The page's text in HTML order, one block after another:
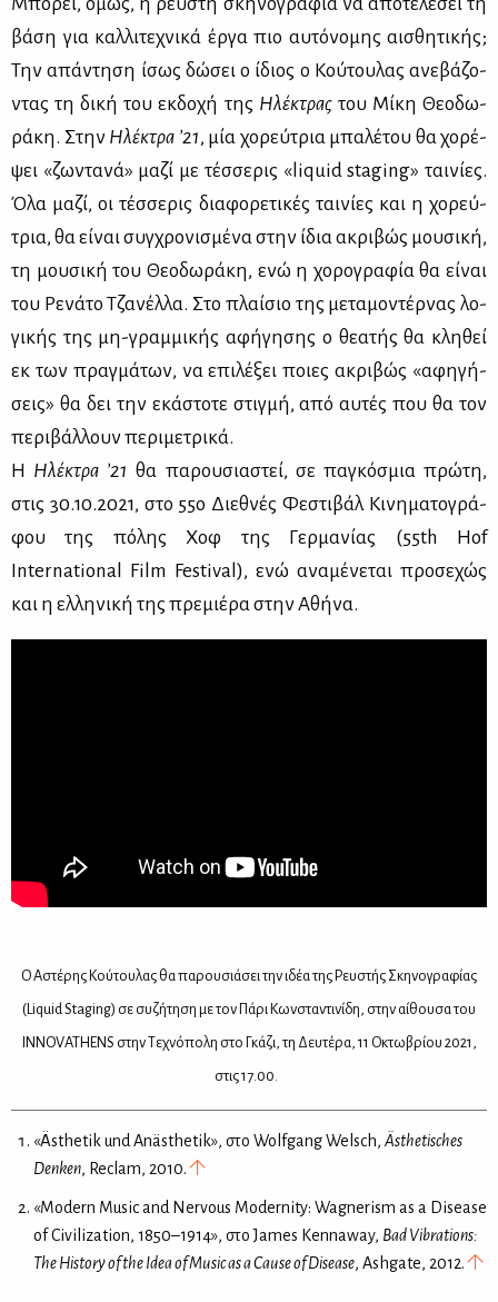
βά­ση για καλ­λι­τε­χνι­κά έρ­γα πιο αυ­τό­νο­μης αι­σθη­τι­κής;
Την απά­ντη­ση ίσως δώ­σει ο ίδιος ο Κού­του­λας ανε­βά­ζο­
ντας τη δι­κή του εκ­δο­χή της Ηλέ­κτραςτου Μί­κη Θε­ο­δω­
ρά­κη. Στην Ηλέ­κτρα ’21, μία χο­ρεύ­τρια μπα­λέ­του θα χο­ρέ­
ψει «ζω­ντα­νά» μα­ζί με τέσ­σε­ρις «liquid staging» ται­νί­ες.
Όλα μα­ζί, οι τέσ­σε­ρις δια­φο­ρε­τι­κές ται­νί­ες και η χο­ρεύ­
τρια, θα εί­ναι συγ­χρο­νι­σμέ­να στην ίδια ακρι­βώς μου­σι­κή,
τη μου­σι­κή του Θε­ο­δω­ρά­κη, ενώ η χο­ρο­γρα­φία θα εί­ναι
του Ρε­νά­το Τζα­νέλ­λα. Στο πλαί­σιο της με­τα­μο­ντέρ­νας λο­
γι­κής της μη-γραμ­μι­κής αφή­γη­σης ο θε­α­τής θα κλη­θεί
εκ των πραγ­μά­των, να επι­λέ­ξει ποιες ακρι­βώς «αφη­γή­
σεις» θα δει την εκά­στο­τε στιγ­μή, από αυ­τές που θα τον
πε­ρι­βάλ­λουν πε­ρι­με­τρι­κά.
Η Ηλέ­κτρα ’21 θα πα­ρου­σια­στεί, σε πα­γκό­σμια πρώ­τη,
στις 30.10.2021, στο 55ο Διε­θνές Φε­στι­βάλ Κι­νη­μα­το­γρά­
φου της πό­λης Χοφ της Γερ­μα­νί­ας (55th Hof
International Film Festival), ενώ ανα­μέ­νε­ται προ­σε­χώς
και η ελ­λη­νι­κή της πρε­μιέ­ρα στην Αθή­να.
Ο Αστέ­ρης Κού­του­λας θα πα­ρου­σιά­σει την ιδέα της Ρευ­στής Σκη­νο­γρα­φί­ας
(Liquid Staging) σε συ­ζή­τη­ση με τον Πά­ρι Κων­στα­ντι­νί­δη, στην αί­θου­σα του
INNOVATHENS στην Τε­χνό­πο­λη στο Γκά­ζι, τη Δευ­τέ­ρα, 11 Οκτω­βρί­ου 2021,
στις 17.00.
«Ästhetik und Anästhetik», στο Wolfgang Welsch, Ästhetisches
Denken, Reclam, 2010.
«Modern Music and Nervous Modernity: Wagnerism as a Disease
of Civilization, 1850–1914», στο James Kennaway, Bad Vibrations:
The History of the Idea of Music as a Cause of Disease, Ashgate, 2012.